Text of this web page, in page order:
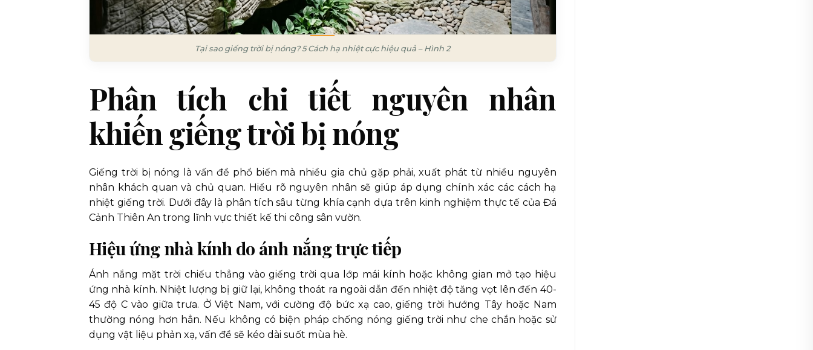
Tại sao giếng trời bị nóng? 5 Cách hạ nhiệt cực hiệu quả – Hình 2
Phân tích chi tiết nguyên nhân
khiến giếng trời bị nóng
Giếng trời bị nóng là vấn đề phổ biến mà nhiều gia chủ gặp phải, xuất phát từ nhiều nguyên
nhân khách quan và chủ quan. Hiểu rõ nguyên nhân sẽ giúp áp dụng chính xác các cách hạ
nhiệt giếng trời. Dưới đây là phân tích sâu từng khía cạnh dựa trên kinh nghiệm thực tế của Đá
Cảnh Thiên An trong lĩnh vực thiết kế thi công sân vườn.
Hiệu ứng nhà kính do ánh nắng trực tiếp
Ánh nắng mặt trời chiếu thẳng vào giếng trời qua lớp mái kính hoặc không gian mở tạo hiệu
ứng nhà kính. Nhiệt lượng bị giữ lại, không thoát ra ngoài dẫn đến nhiệt độ tăng vọt lên đến 40-
45 độ C vào giữa trưa. Ở Việt Nam, với cường độ bức xạ cao, giếng trời hướng Tây hoặc Nam
thường nóng hơn hẳn. Nếu không có biện pháp chống nóng giếng trời như che chắn hoặc sử
dụng vật liệu phản xạ, vấn đề sẽ kéo dài suốt mùa hè.